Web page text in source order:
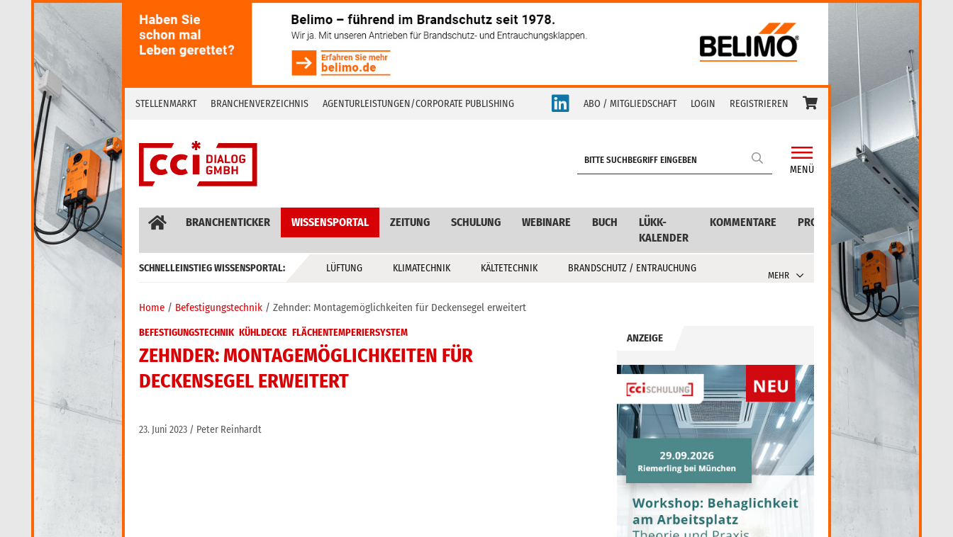
to
content
STELLENMARKT BRANCHENVERZEICHNIS AGENTURLEISTUNGEN/CORPORATE PUBLISHING ABO / MITGLIEDSCHAFT LOGIN REGISTRIEREN
MENÜ
BRANCHENTICKER WISSENSPORTAL ZEITUNG SCHULUNG WEBINARE BUCH
LÜKK-
KALENDER
KOMMENTARE PRODUKTE
SCHNELLEINSTIEG WISSENSPORTAL: LÜFTUNG KLIMATECHNIK KÄLTETECHNIK BRANDSCHUTZ / ENTRAUCHUNG
MEHR
Home Befestigungstechnik Zehnder: Montagemöglichkeiten für Deckensegel erweitert
BEFESTIGUNGSTECHNIK KÜHLDECKE FLÄCHENTEMPERIERSYSTEM
ZEHNDER: MONTAGEMÖGLICHKEITEN FÜR
DECKENSEGEL ERWEITERT
23. Juni 2023 Peter Reinhardt
ANZEIGE